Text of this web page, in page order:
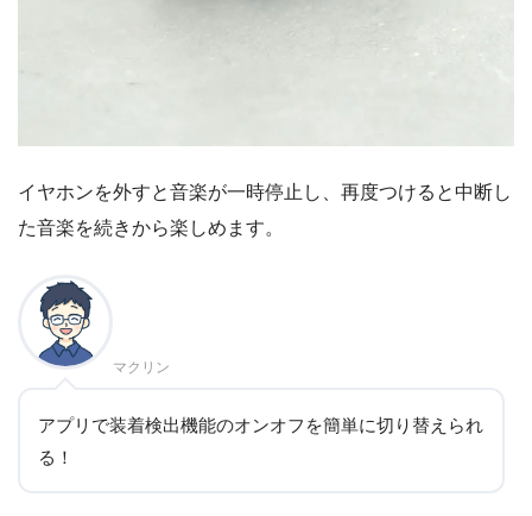
イヤホンを外すと音楽が一時停止し、再度つけると中断し
た音楽を続きから楽しめます。
マクリン
アプリで装着検出機能のオンオフを簡単に切り替えられ
る！